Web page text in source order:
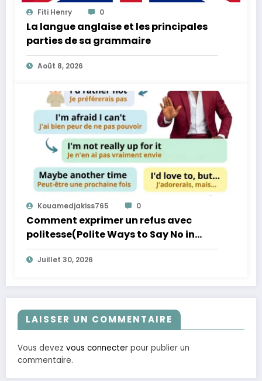
Fiti Henry 0
La langue anglaise et les principales
parties de sa grammaire
Août 8, 2026
Kouamedjakiss765 0
Comment exprimer un refus avec
politesse(Polite Ways to Say No in
English)
Juillet 30, 2026
LAISSER UN COMMENTAIRE
Vous devez vous connecter pour publier un
commentaire.